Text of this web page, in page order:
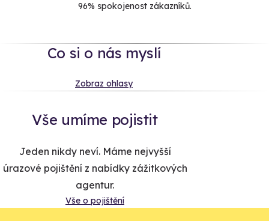
96% spokojenost zákazníků.
Co si o nás myslí
Zobraz ohlasy
Vše umíme pojistit
Jeden nikdy neví. Máme nejvyšší
úrazové pojištění z nabídky zážitkových
agentur.
Vše o pojištění